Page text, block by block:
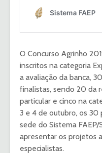
O Concurso Agrinho
inscritos na categoria
a avaliação da banca,
finalistas, sendo 20 da
particular e cinco na
3 e 4 de outubro, os 30
sede do Sistema FAEP/
apresentar os projetos
especialistas.